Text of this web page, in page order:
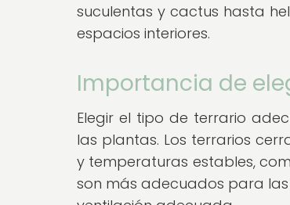
suculentas y cactus hasta
espacios interiores.
Importancia de
Elegir el tipo de terrario
las plantas. Los terrarios
y temperaturas estables,
son más adecuados para